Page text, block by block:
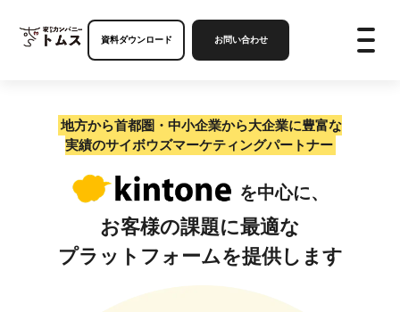
資料ダウンロード お問い合わせ
地方から首都圏・中小企業から大企業に豊富な
実績のサイボウズマーケティングパートナー
を中心に、
お客様の課題に最適な
プラットフォームを提供します